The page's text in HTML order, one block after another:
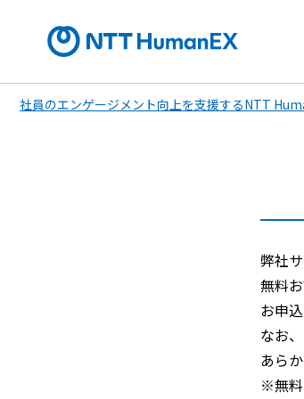
社員のエンゲージメント向上を支援するNTT
弊社
無料
お申
なお
あら
※無料